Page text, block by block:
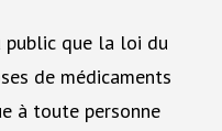
public que la loi du
de médicaments
à toute personne